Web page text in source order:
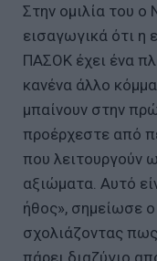
Στην ομιλία του ο
εισαγωγικά ότι
ΠΑΣΟΚ έχει ένα
κανένα άλλο
μπαίνουν στην
προέρχεστε από
που λειτουργούν
αξιώματα. Αυτό
ήθος», σημείωσε
σχολιάζοντας
πάρει διαζύγιο